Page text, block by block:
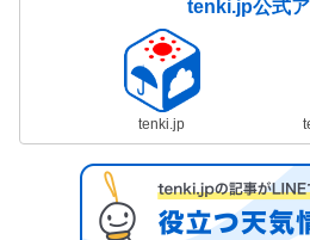
tenki.jp公式ア
tenki.jp